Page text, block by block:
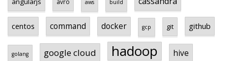
aws build
centos command docker gcp git github
golang google cloud hadoop hive